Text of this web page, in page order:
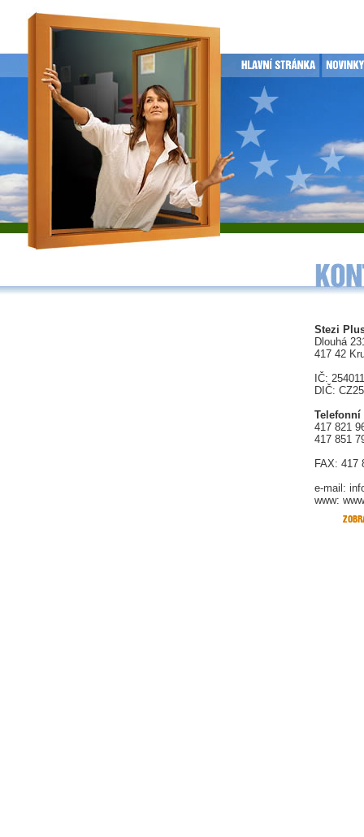
Stezi
Dlouhá
417 42
IČ:
DIČ:
417 821
417 851
FAX: 417
e-mail:
www: